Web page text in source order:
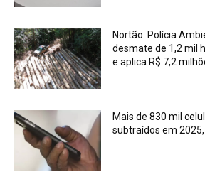
Nortão: Polícia
desmate de 1,2 mil
e aplica R$ 7,2
Mais de 830 mil
subtraídos em